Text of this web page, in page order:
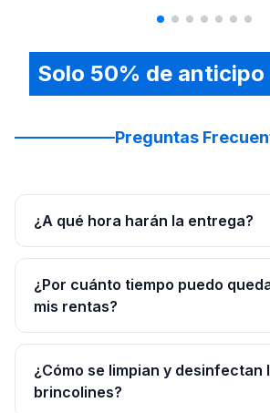
Solo 50% de
Preguntas
¿A qué hora harán la entrega?
¿Por cuánto tiempo puedo
mis rentas?
¿Cómo se limpian y desinfectan
brincolines?